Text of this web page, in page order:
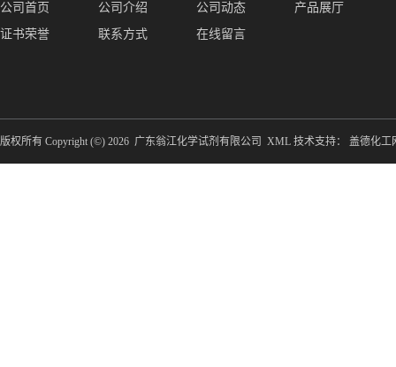
公司首页 公司介绍 公司动态
产品展厅
证书荣誉
联系方式 在线留言
版权所有 Copyright (©) 2026 广东翁江化学试剂有限公司 XML 技术支持： 盖德化工